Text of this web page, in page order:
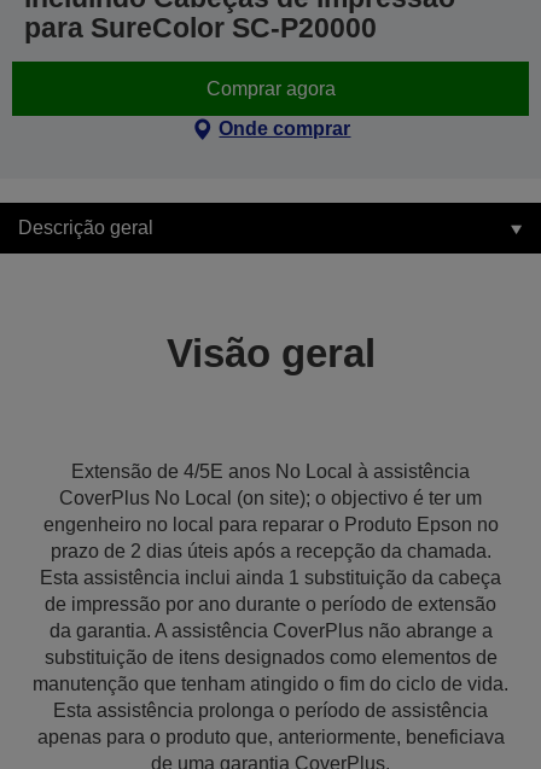
para SureColor SC-P20000
Comprar agora
Onde comprar
Descrição geral
Visão geral
Extensão de 4/5E anos No Local à assistência
CoverPlus No Local (on site); o objectivo é ter um
engenheiro no local para reparar o Produto Epson no
prazo de 2 dias úteis após a recepção da chamada.
Esta assistência inclui ainda 1 substituição da cabeça
de impressão por ano durante o período de extensão
da garantia. A assistência CoverPlus não abrange a
substituição de itens designados como elementos de
manutenção que tenham atingido o fim do ciclo de vida.
Esta assistência prolonga o período de assistência
apenas para o produto que, anteriormente, beneficiava
de uma garantia CoverPlus.